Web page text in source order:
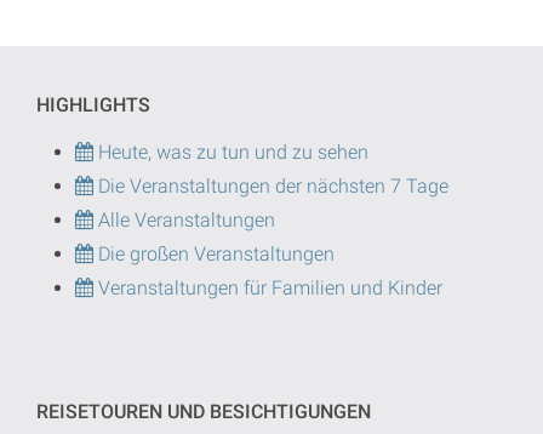
HIGHLIGHTS
Heute, was zu tun und zu sehen
Die Veranstaltungen der nächsten 7 Tage
Alle Veranstaltungen
Die großen Veranstaltungen
Veranstaltungen für Familien und Kinder
REISETOUREN UND BESICHTIGUNGEN